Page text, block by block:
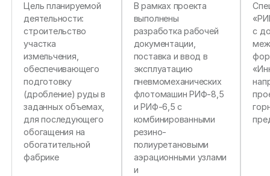
ОБЪЕКТА
ГОСУДАРСТВЕННОЙ
ЭКОЛОГИЧЕСКОЙ
ЭКСПЕРТИЗЫ:
ПРОЕКТНАЯ
ДОКУМЕНТАЦИЯ
«ОБОГАТИТЕЛЬНАЯ
ФАБРИКА АО
«СИБАЙСКИЙ ГОК».
УЧАСТОК
ИЗМЕЛЬЧЕНИЯ»,
СОДЕРЖАЩАЯ
ПРЕДВАРИТЕЛЬНЫЕ
Цель планируемой
деятельности:
строительство
участка
измельчения,
обеспечивающего
подготовку
(дробление) руды в
заданных объемах,
для последующего
обогащения на
обогатительной
фабрике
ФЛОТАЦИОННОГО
ОТДЕЛЕНИЯ ДЛЯ
АММК
В рамках проекта
выполнены
разработка рабочей
документации,
поставка и ввод в
эксплуатацию
пневмомеханических
флотомашин РИФ-8,5
и РИФ-6,5 с
комбинированными
резино-
полиуретановыми
аэрационными узлами
и
НА
с